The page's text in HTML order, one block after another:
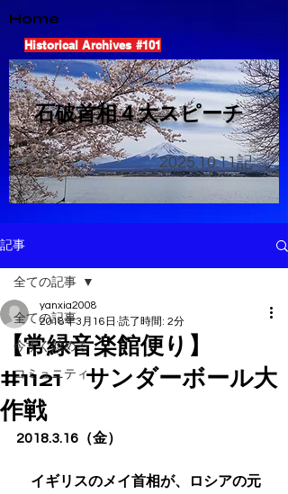
Home
Historical Archives #101
​石破首相４大スピーチ
2025.10.11記
記事
全ての記事
今すぐ始める
コミュニティ
全ての記事
【常緑音楽館便り】
#1121 サンダーボール大
作戦
yanxia2008
2018年3月16日 読了時間: 2分
2018.3.16（金）
イギリスのメイ首相が、ロシアの元